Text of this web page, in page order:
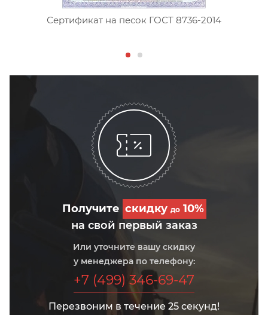
Сертификат на песок ГОСТ 8736-2014
Получите скидку до10%
на свой первый заказ
Или уточните вашу скидку
у менеджера по телефону:
+7 (499) 346-69-47
Перезвоним в течение 25 секунд!